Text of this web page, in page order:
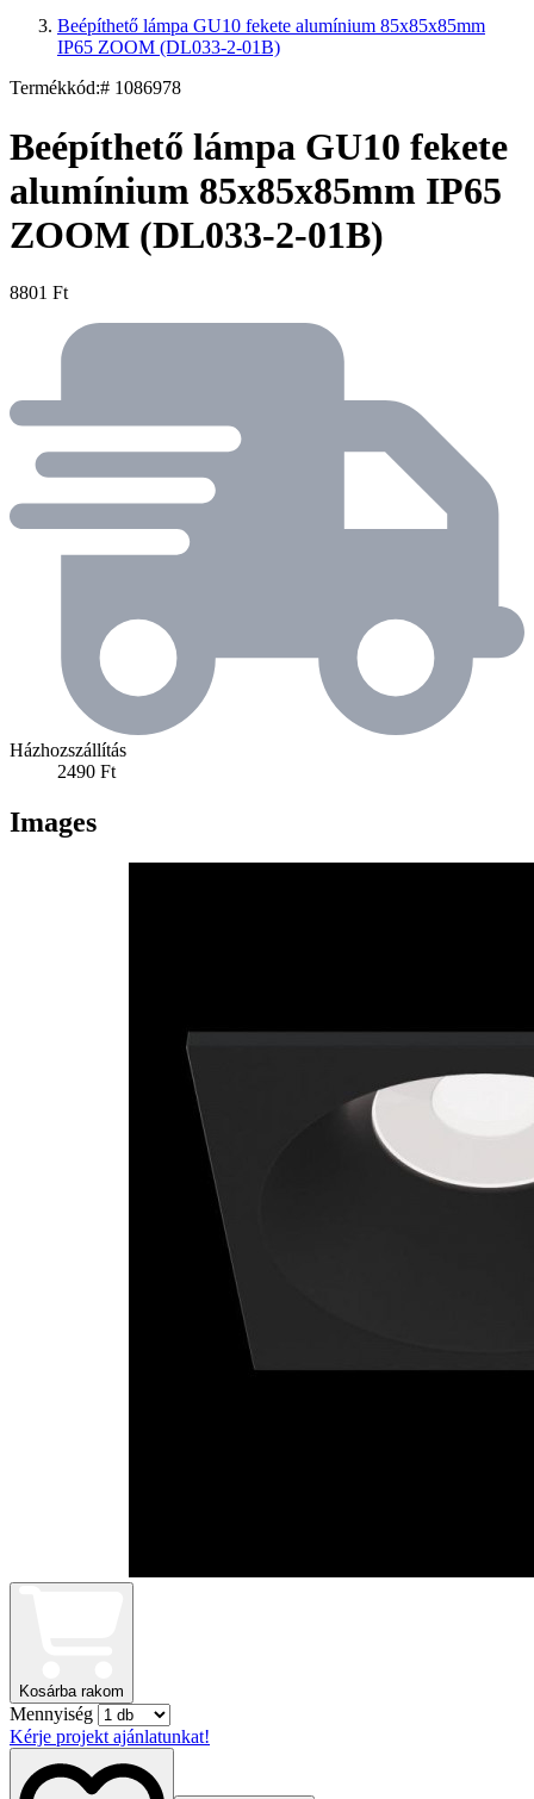
Beépíthető lámpa GU10 fekete alumínium 85x85x85mm
IP65 ZOOM (DL033-2-01B)
Termékkód:# 1086978
Beépíthető lámpa GU10 fekete
alumínium 85x85x85mm IP65
ZOOM (DL033-2-01B)
8801 Ft
Házhozszállítás
2490 Ft
Images
Kosárba rakom
Mennyiség
Kérje projekt ajánlatunkat!